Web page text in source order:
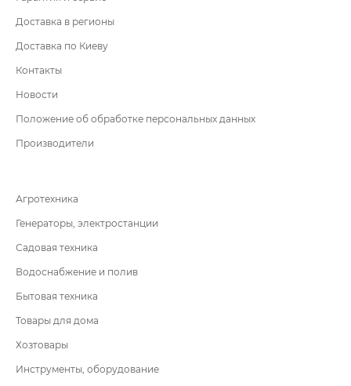
Доставка в регионы
Доставка по Киеву
Контакты
Новости
Положение об обработке персональных данных
Производители
Агротехника
Генераторы, электростанции
Садовая техника
Водоснабжение и полив
Бытовая техника
Товары для дома
Хозтовары
Инструменты, оборудование